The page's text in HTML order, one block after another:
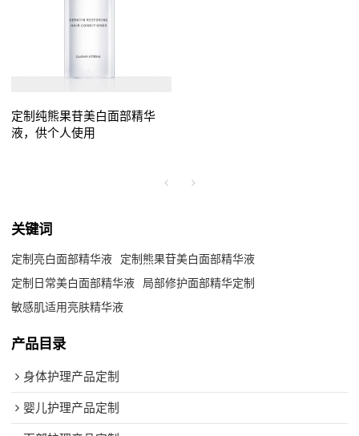
定制纯熊果苷美白面部精华
液，供个人使用
关键词
定制亮白面部精华液
定制熊果苷美白面部精华液
定制日常美白面部精华液
局部修护面部精华定制
敏感肌适用亮肤精华液
产品目录
身体护理产品定制
婴儿护理产品定制